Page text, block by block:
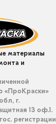
материалы
и
«ПроКраски»
г.
13 оф.1.
регистрации